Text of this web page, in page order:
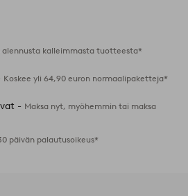
alennusta kalleimmasta tuotteesta*
Koskee yli 64,90 euron normaalipaketteja*
- Maksa nyt, myöhemmin tai maksa
päivän palautusoikeus*